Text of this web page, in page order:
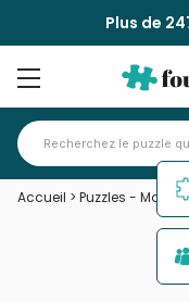
Plus de
Accueil > Puzzles -